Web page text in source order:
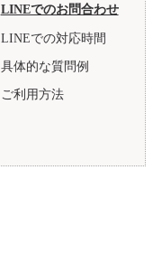
LINEでのお問合わせ
LINEでの対応時間
具体的な質問例
ご利用方法